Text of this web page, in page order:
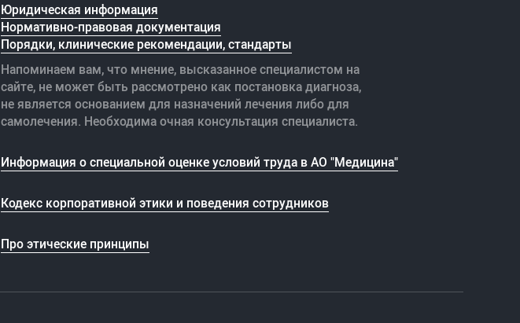
Юридическая информация
Нормативно-правовая документация
Порядки, клинические рекомендации, стандарты
Напоминаем вам, что мнение, высказанное специалистом на
сайте, не может быть рассмотрено как постановка диагноза,
не является основанием для назначений лечения либо для
самолечения. Необходима очная консультация специалиста.
Информация о специальной оценке условий труда в АО "Медицина"
Кодекс корпоративной этики и поведения сотрудников
Про этические принципы